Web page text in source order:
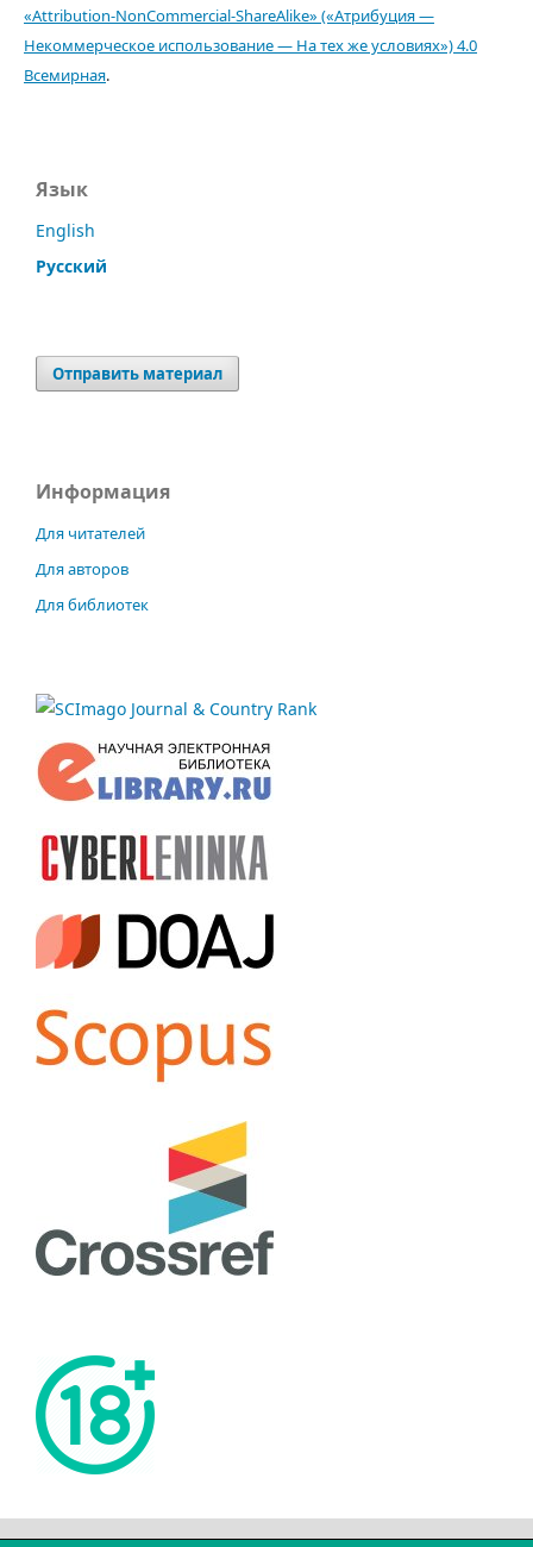
«Attribution-NonCommercial-ShareAlike» («Атрибуция —
Некоммерческое использование — На тех же условиях») 4.0
Всемирная.
Язык
English
Русский
Отправить материал
Информация
Для читателей
Для авторов
Для библиотек